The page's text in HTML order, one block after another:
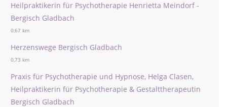
Heilpraktikerin für Psychotherapie Henrietta Meindorf -
Bergisch Gladbach
0,67 km
Herzenswege Bergisch Gladbach
0,73 km
Praxis für Psychotherapie und Hypnose, Helga Clasen,
Heilpraktikerin für Psychotherapie & Gestalttherapeutin
Bergisch Gladbach